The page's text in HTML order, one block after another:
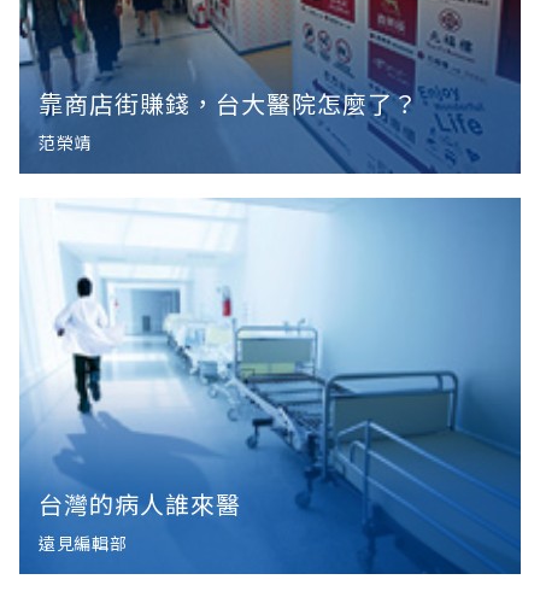
靠商店街賺錢，台大醫院怎麼了？
范榮靖
台灣的病人誰來醫
遠見編輯部